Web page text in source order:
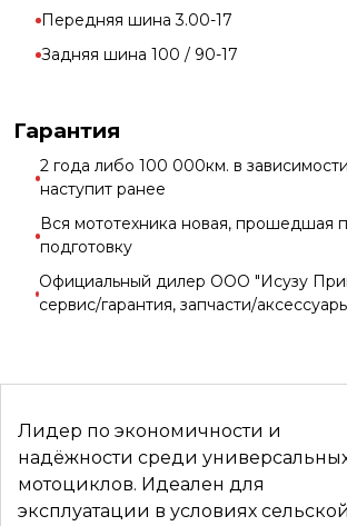
Передняя шина 3.00-17
Задняя шина 100 / 90-17
Гарантия
2 года либо 100 000км. в
наступит ранее
Вся мототехника новая, прошедшая
подготовку
Официальный дилер ООО "Исузу
сервис/гарантия, запчасти/
Лидер по экономичности и
надёжности среди
мотоциклов. Идеален для
эксплуатации в условиях сельской